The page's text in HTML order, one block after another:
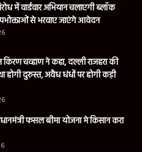
में वार्डवार अभियान चलाएगी ब्लॉक
से भरवाए जाएंगे आवेदन
किरण चव्हाण ने कहा, दल्ली राजहरा की
होगी दुरुस्त, अवैध धंधों पर होगी कड़ी
फसल बीमा योजना मे किसान करा